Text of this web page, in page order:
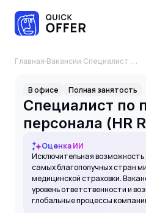
Главная·Вакансии· Специалист по подбору персонала (HR Recruiter)
В офисе Полная занятость
Специалист по
персонала (HR
Оценка ИИ
Исключительная возможность
самых благополучных стран
медицинской страховки.
уровень ответственности и
глобальные процессы